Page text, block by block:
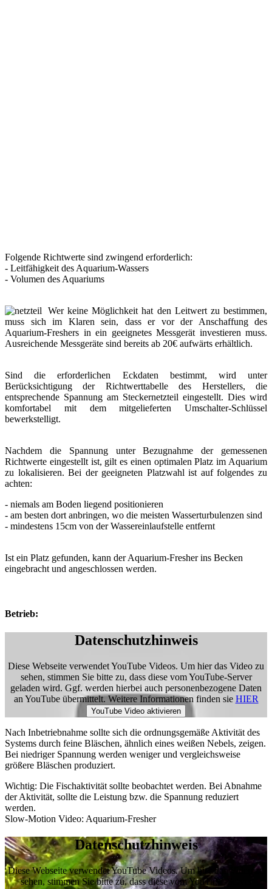
Folgende Richtwerte sind zwingend erforderlich:
- Leitfähigkeit des Aquarium-Wassers
- Volumen des Aquariums
Wer keine Möglichkeit hat den Leitwert zu bestimmen,
muss sich im Klaren sein, dass er vor der Anschaffung des
Aquarium-Freshers in ein geeignetes Messgerät investieren muss.
Ausreichende Messgeräte sind bereits ab 20€ aufwärts erhältlich.
Sind die erforderlichen Eckdaten bestimmt, wird unter
Berücksichtigung der Richtwerttabelle des Herstellers, die
entsprechende Spannung am Steckernetzteil eingestellt. Dies wird
komfortabel mit dem mitgelieferten Umschalter-Schlüssel
bewerkstelligt.
Nachdem die Spannung unter Bezugnahme der gemessenen
Richtwerte eingestellt ist, gilt es einen optimalen Platz im Aquarium
zu lokalisieren. Bei der geeigneten Platzwahl ist auf folgendes zu
achten:
- niemals am Boden liegend positionieren
- am besten dort anbringen, wo die meisten Wasserturbulenzen sind
- mindestens 15cm von der Wassereinlaufstelle entfernt
Ist ein Platz gefunden, kann der Aquarium-Fresher ins Becken
eingebracht und angeschlossen werden.
Betrieb:
Datenschutzhinweis
Diese Webseite verwendet YouTube Videos. Um hier das Video zu
sehen, stimmen Sie bitte zu, dass diese vom YouTube-Server
geladen wird. Ggf. werden hierbei auch personenbezogene Daten
an YouTube übermittelt. Weitere Informationen finden sie HIER
Nach Inbetriebnahme sollte sich die ordnungsgemäße Aktivität des
Systems durch feine Bläschen, ähnlich eines weißen Nebels, zeigen.
Bei niedriger Spannung werden weniger und vergleichsweise
größere Bläschen produziert.
Wichtig: Die Fischaktivität sollte beobachtet werden. Bei Abnahme
der Aktivität, sollte die Leistung bzw. die Spannung reduziert
werden.
Slow-Motion Video: Aquarium-Fresher
Datenschutzhinweis
Diese Webseite verwendet YouTube Videos. Um hier das Video zu
sehen, stimmen Sie bitte zu, dass diese vom YouTube-Server